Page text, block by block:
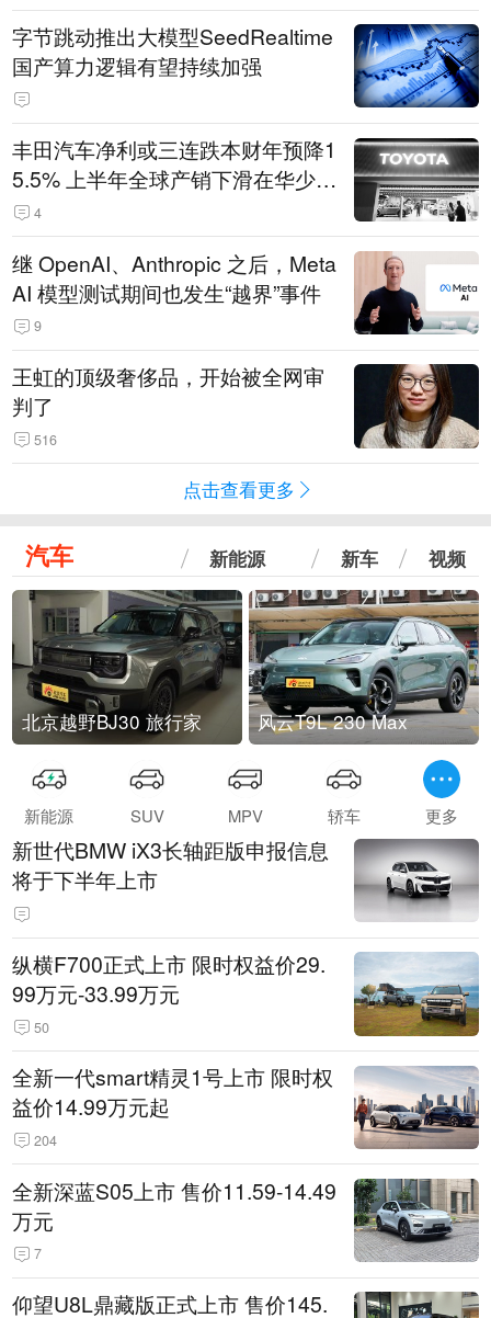
字节跳动推出大模型SeedRealtime
国产算力逻辑有望持续加强
丰田汽车净利或三连跌本财年预降1
5.5% 上半年全球产销下滑在华少卖
14.3万辆
4
继 OpenAI、Anthropic 之后，Meta
AI 模型测试期间也发生“越界”事件
9
王虹的顶级奢侈品，开始被全网审
判了
516
点击查看更多
汽车 新能源 新车 视频
北京越野BJ30 旅行家 风云T9L 230 Max
新能源 SUV MPV 轿车 更多
新世代BMW iX3长轴距版申报信息
将于下半年上市
纵横F700正式上市 限时权益价29.
99万元-33.99万元
50
全新一代smart精灵1号上市 限时权
益价14.99万元起
204
全新深蓝S05上市 售价11.59-14.49
万元
7
仰望U8L鼎藏版正式上市 售价145.